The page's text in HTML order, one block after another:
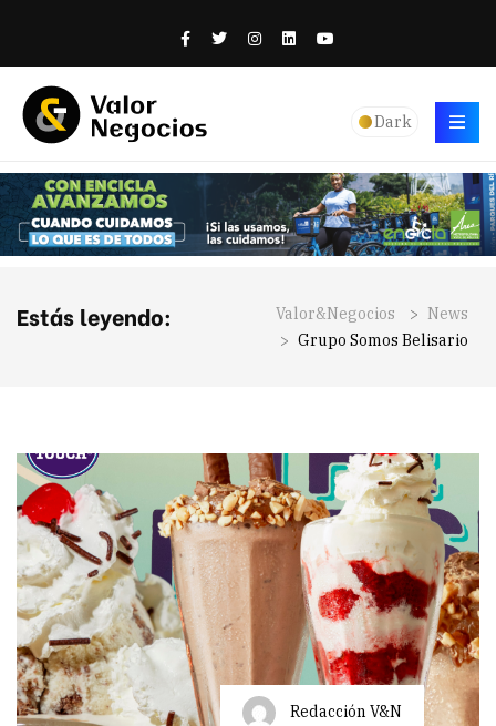
Dark
Estás leyendo: Valor&Negocios > News
> Grupo Somos Belisario
Redacción V&N